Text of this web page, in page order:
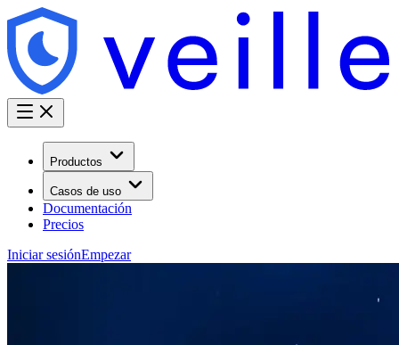
Productos
Casos de uso
Documentación
Precios
Iniciar sesiónEmpezar